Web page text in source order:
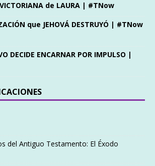
de LAURA | #TNow
que JEHOVÁ DESTRUYÓ | #TNow
DECIDE ENCARNAR POR IMPULSO |
del Antiguo Testamento: El Éxodo